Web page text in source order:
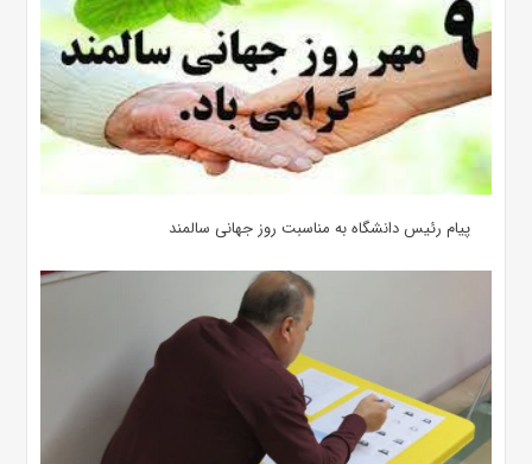
پیام رئیس دانشگاه به مناسبت روز جهانی سالمند